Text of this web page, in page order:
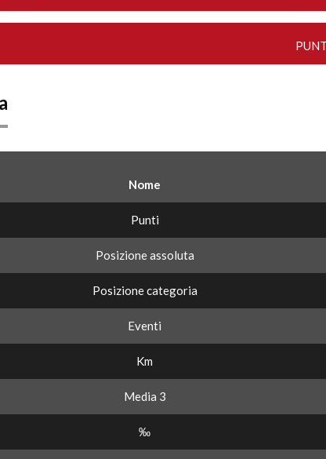
Nome
Punti
Posizione assoluta
Posizione categoria
Eventi
Km
Media 3
‰